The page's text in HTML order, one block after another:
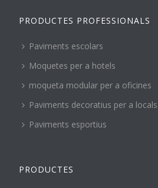
PRODUCTES PROFESSIONALS
Paviments escolars
Moquetes per a hotels
moqueta modular per a oficines
Paviments decoratius per a
Paviments esportius
PRODUCTES